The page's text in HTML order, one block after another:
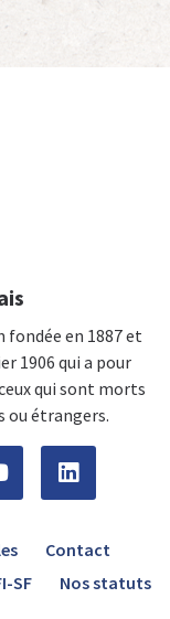
fondée en 1887 et
1906 qui a pour
qui sont morts
ou étrangers.
Contact
SF Nos statuts